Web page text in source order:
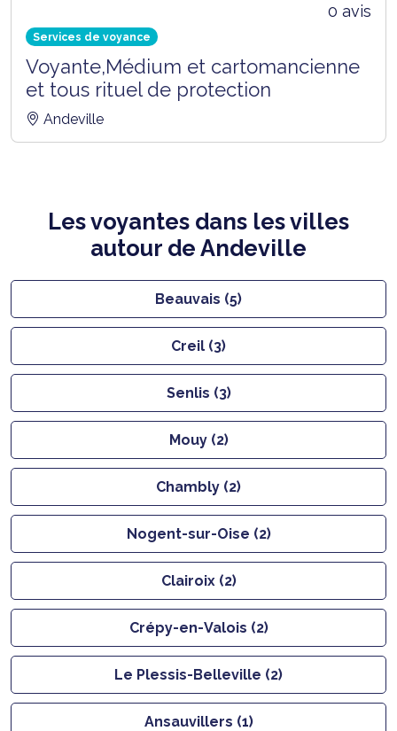
0 avis
Services de voyance
Voyante,Médium et cartomancienne
et tous rituel de protection
Andeville
Les voyantes dans les villes
autour de Andeville
Beauvais (5)
Creil (3)
Senlis (3)
Mouy (2)
Chambly (2)
Nogent-sur-Oise (2)
Clairoix (2)
Crépy-en-Valois (2)
Le Plessis-Belleville (2)
Ansauvillers (1)